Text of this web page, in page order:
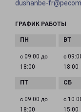
dushanbe-
ГРАФИК РАБОТЫ
с 09:00 до
18:00
с
18:00
с 09:00 до
18:00
с
15:00